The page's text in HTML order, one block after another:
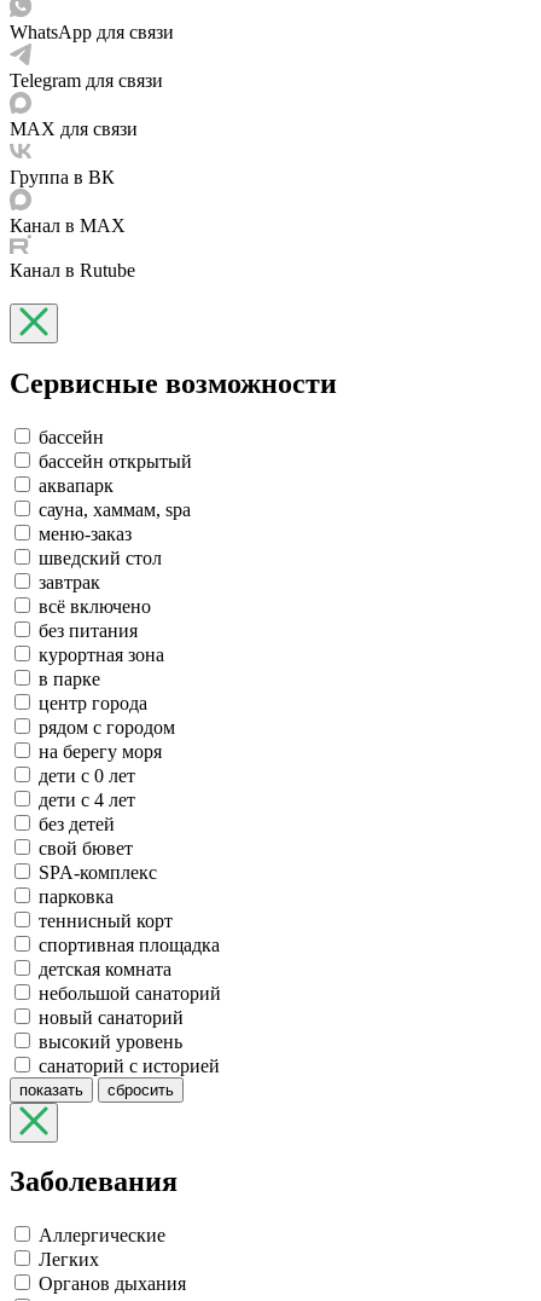
WhatsApp для связи
Telegram для связи
MAX для связи
Группа в ВК
Канал в MAX
Канал в Rutube
Сервисные возможности
бассейн
бассейн открытый
аквапарк
сауна, хаммам, spa
меню-заказ
шведский стол
завтрак
всё включено
без питания
курортная зона
в парке
центр города
рядом с городом
на берегу моря
дети с 0 лет
дети с 4 лет
без детей
свой бювет
SPA-комплекс
парковка
теннисный корт
спортивная площадка
детская комната
небольшой санаторий
новый санаторий
высокий уровень
санаторий с историей
показать сбросить
Заболевания
Аллергические
Легких
Органов дыхания